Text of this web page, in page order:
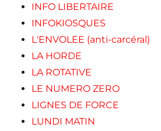
INFO LIBERTAIRE
INFOKIOSQUES
L'ENVOLEE (anti-carcéral)
LA HORDE
LA ROTATIVE
LE NUMERO ZERO
LIGNES DE FORCE
LUNDI MATIN